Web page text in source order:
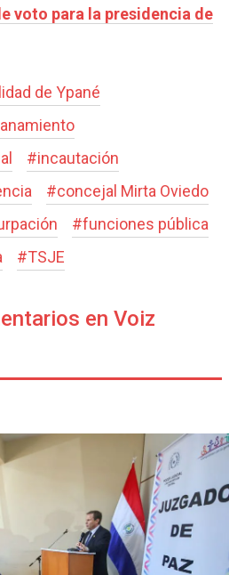
voto para la presidencia de
de Ypané
#incautación
#concejal Mirta Oviedo
#funciones pública
#TSJE
en Voiz